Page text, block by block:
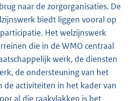
naar de zorgorganisaties. De
biedt liggen vooral op
Het welzijnswerk
die in de WMO centraal
werk, de diensten
de ondersteuning van het
de activiteiten in het kader van
al die raakvlakken is het